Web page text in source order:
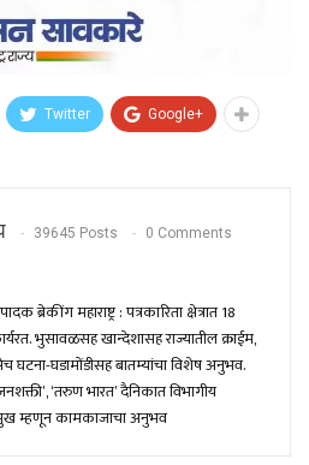
Twitter Google+
39645 Posts 0 Comments
ब्रेकींग महाराष्ट्र : पत्रकारिता क्षेत्रात 18
भुसावळसह खान्देशासह राज्यातील क्राईम,
घटना-घडामोंडीसह बातम्यांचा विशेष अनुभव.
‘तरुण भारत’ दैनिकात विभागीय
म्हणून कामकाजाचा अनुभव